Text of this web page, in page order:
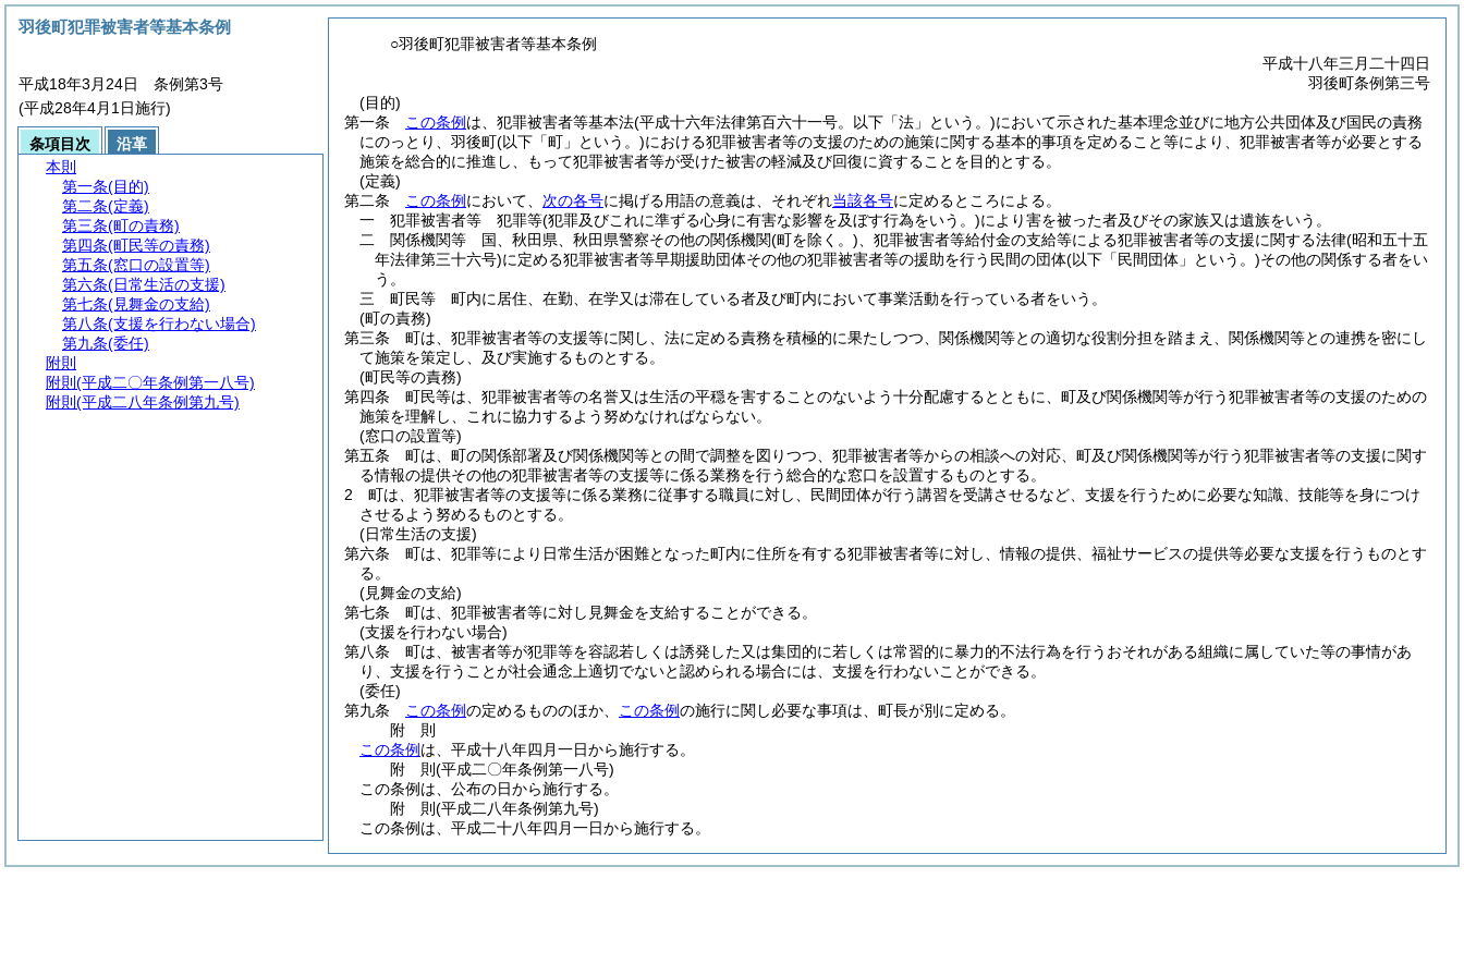
○羽後町犯罪被害者等基本条例
平成十八年三月二十四日
羽後町条例第三号
(目的)
第一条
この条例 は、犯罪被害者等基本法(平成十六年法律第百六十一号。以下「法」という。)において示された基本理念並びに地方公共団体及び国民の責務
にのっとり、羽後町(以下「町」という。)における犯罪被害者等の支援のための施策に関する基本的事項を定めること等により、犯罪被害者等が必要とする
施策を総合的に推進し、もって犯罪被害者等が受けた被害の軽減及び回復に資することを目的とする。
(定義)
第二条
この条例 において、 次の各号に掲げる用語の意義は、それぞれ当該各号に定めるところによる。
一
犯罪被害者等 犯罪等(犯罪及びこれに準ずる心身に有害な影響を及ぼす行為をいう。)により害を被った者及びその家族又は遺族をいう。
二
関係機関等 国、秋田県、秋田県警察その他の関係機関(町を除く。) 、犯罪被害者等給付金の支給等による犯罪被害者等の支援に関する法律(昭和五十五
年法律第三十六号)に定める犯罪被害者等早期援助団体その他の犯罪被害者等の援助を行う民間の団体(以下「民間団体」という。)その他の関係する者をい
う。
三
町民等 町内に居住、在勤、在学又は滞在している者及び町内において事業活動を行っている者をいう。
(町の責務)
第三条
町は、犯罪被害者等の支援等に関し、法に定める責務を積極的に果たしつつ、関係機関等との適切な役割分担を踏まえ、関係機関等との連携を密にし
て施策を策定し、及び実施するものとする。
(町民等の責務)
第四条
町民等は、犯罪被害者等の名誉又は生活の平穏を害することのないよう十分配慮するとともに、町及び関係機関等が行う犯罪被害者等の支援のための
施策を理解し、これに協力するよう努めなければならない。
(窓口の設置等)
第五条
町は、町の関係部署及び関係機関等との間で調整を図りつつ、犯罪被害者等からの相談への対応、町及び関係機関等が行う犯罪被害者等の支援に関す
る情報の提供その他の犯罪被害者等の支援等に係る業務を行う総合的な窓口を設置するものとする。
2
町は、犯罪被害者等の支援等に係る業務に従事する職員に対し、民間団体が行う講習を受講させるなど、支援を行うために必要な知識、技能等を身につけ
させるよう努めるものとする。
(日常生活の支援)
第六条
町は、犯罪等により日常生活が困難となった町内に住所を有する犯罪被害者等に対し、情報の提供、福祉サービスの提供等必要な支援を行うものとす
る。
(見舞金の支給)
第七条
町は、犯罪被害者等に対し見舞金を支給することができる。
(支援を行わない場合)
第八条
町は、被害者等が犯罪等を容認若しくは誘発した又は集団的に若しくは常習的に暴力的不法行為を行うおそれがある組織に属していた等の事情があ
り、支援を行うことが社会通念上適切でないと認められる場合には、支援を行わないことができる。
(委任)
第九条
この条例の定めるもののほか、 この条例の施行に関し必要な事項は、町長が別に定める。
附 則
この条例 は、平成十八年四月一日から施行する。
附 則(平成二〇年条例第一八号)
この条例は、公布の日から施行する。
附 則(平成二八年条例第九号)
この条例は、平成二十八年四月一日から施行する。
羽後町犯罪被害者等基本条例
平成18年3月24日 条例第3号
(平成28年4月1日施行)
条項目次
沿革
本則
第一条(目的)
第二条(定義)
第三条(町の責務)
第四条(町民等の責務)
第五条(窓口の設置等)
第六条(日常生活の支援)
第七条(見舞金の支給)
第八条(支援を行わない場合)
第九条(委任)
附則
附則 (平成二〇年条例第一八号)
附則 (平成二八年条例第九号)